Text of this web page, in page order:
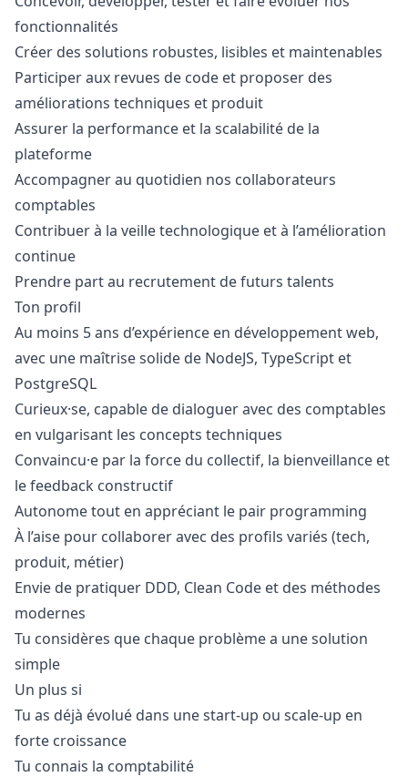
fonctionnalités
Créer des solutions robustes, lisibles et maintenables
Participer aux revues de code et proposer des
améliorations techniques et produit
Assurer la performance et la scalabilité de la
plateforme
Accompagner au quotidien nos collaborateurs
comptables
Contribuer à la veille technologique et à l’amélioration
continue
Prendre part au recrutement de futurs talents
Ton profil
Au moins 5 ans d’expérience en développement web,
avec une maîtrise solide de NodeJS, TypeScript et
PostgreSQL
Curieux·se, capable de dialoguer avec des comptables
en vulgarisant les concepts techniques
Convaincu·e par la force du collectif, la bienveillance et
le feedback constructif
Autonome tout en appréciant le pair programming
À l’aise pour collaborer avec des profils variés (tech,
produit, métier)
Envie de pratiquer DDD, Clean Code et des méthodes
modernes
Tu considères que chaque problème a une solution
simple
Un plus si
Tu as déjà évolué dans une start-up ou scale-up en
forte croissance
Tu connais la comptabilité